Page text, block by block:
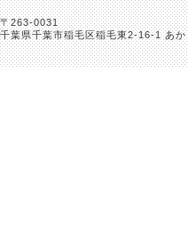
〒263-0031
千葉県千葉市稲毛区稲毛東2-16-1 あ